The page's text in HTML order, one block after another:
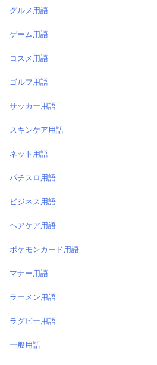
グルメ用語
ゲーム用語
コスメ用語
ゴルフ用語
サッカー用語
スキンケア用語
ネット用語
パチスロ用語
ビジネス用語
ヘアケア用語
ポケモンカード用語
マナー用語
ラーメン用語
ラグビー用語
一般用語